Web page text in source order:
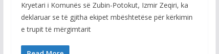
Kryetari i Komunës së Zubin-Potokut, Izmir Zeqiri, ka
deklaruar se të gjitha ekipet mbështetëse për kërkimin
e trupit të mërgimtarit
LAJMET
Seanca sot, LVV e LDK ende pa marrëveshje – çka